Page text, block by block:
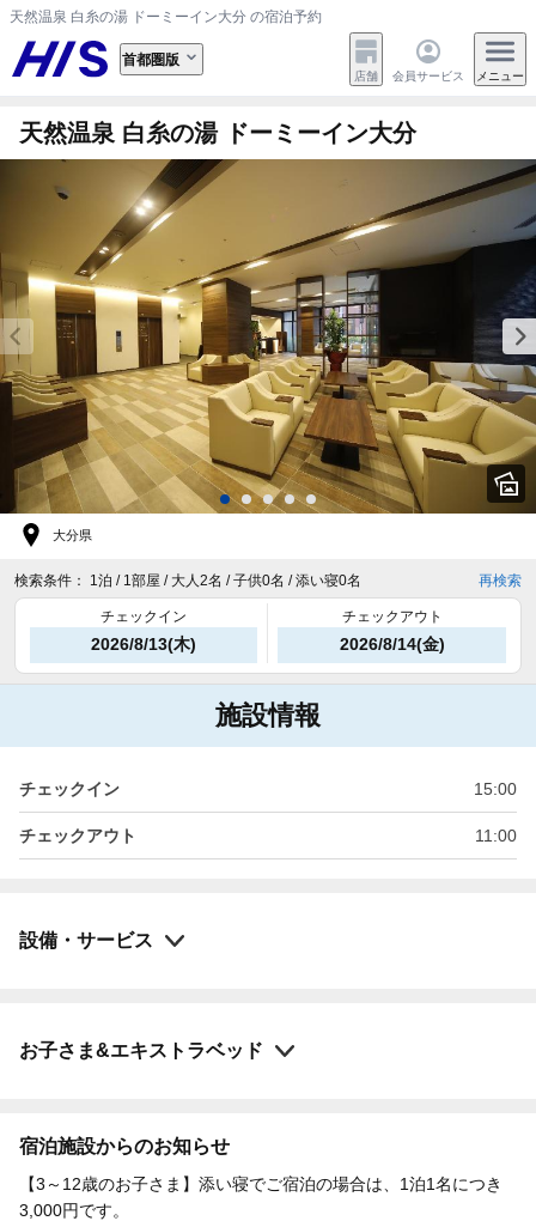
天然温泉 白糸の湯 ドーミーイン大分 の宿泊予約
首都圏版
店舗 会員サービス メニュー
天然温泉 白糸の湯 ドーミーイン大分
大分県
検索条件： 1泊 / 1部屋 / 大人2名 / 子供0名 / 添い寝0名 再検索
チェックイン
2026/8/13(木)
チェックアウト
2026/8/14(金)
施設情報
チェックイン 15:00
チェックアウト 11:00
設備・サービス
お子さま&エキストラベッド
宿泊施設からのお知らせ
【3～12歳のお子さま】添い寝でご宿泊の場合は、1泊1名につき
3,000円です。